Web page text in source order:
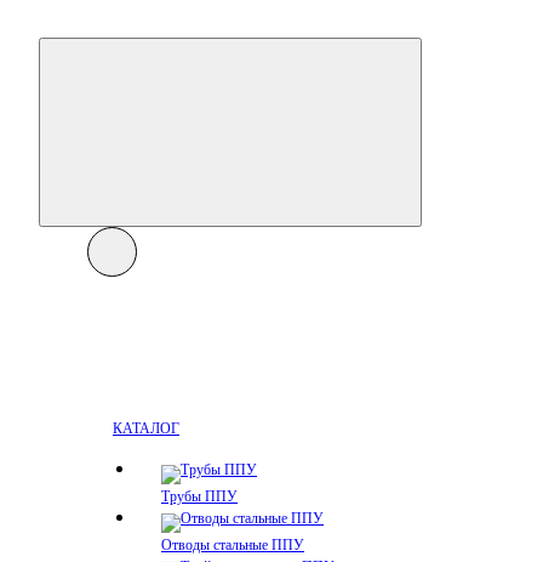
КАТАЛОГ
Трубы ППУ
Отводы стальные ППУ